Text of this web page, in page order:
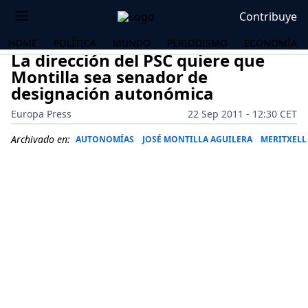
Contribuye
HOME POLÍTICA MUNDO PERIODISMO ECONOMÍA
La dirección del PSC quiere que
Montilla sea senador de
designación autonómica
Europa Press
22 Sep 2011 - 12:30 CET
Archivado en: AUTONOMÍAS JOSÉ MONTILLA AGUILERA MERITXELL